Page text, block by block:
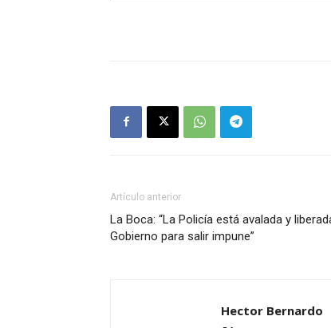
Artículo anterior
La Boca: “La Policía está avalada y
Gobierno para salir impune”
Hector Bernardo